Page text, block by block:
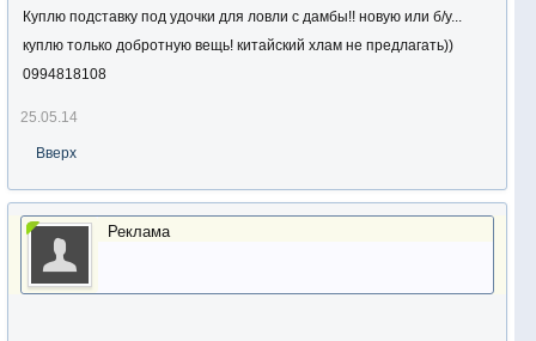
Куплю подставку под удочки для ловли с дамбы!! новую или б/у...
куплю только добротную вещь! китайский хлам не предлагать))
0994818108
25.05.14
Вверх
Реклама